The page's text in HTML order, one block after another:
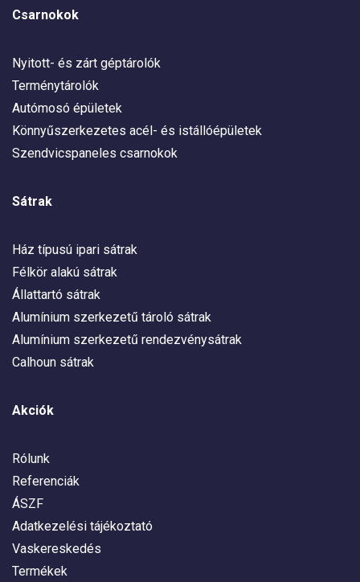
Csarnokok
Nyitott- és zárt géptárolók
Terménytárolók
Autómosó épületek
Könnyűszerkezetes acél- és istállóépületek
Szendvicspaneles csarnokok
Sátrak
Ház típusú ipari sátrak
Félkör alakú sátrak
Állattartó sátrak
Alumínium szerkezetű tároló sátrak
Alumínium szerkezetű rendezvénysátrak
Calhoun sátrak
Akciók
Rólunk
Referenciák
ÁSZF
Adatkezelési tájékoztató
Vaskereskedés
Termékek